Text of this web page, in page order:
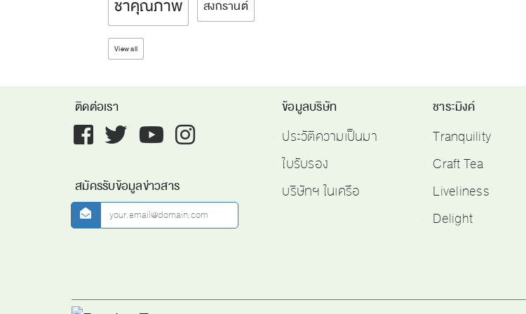
ชาคุณภาพ สงกรานต์
View all
ติดต่อเรา
Facebook twitter youtube instagram
สมัครรับข้อมูลข่าวสาร
newsletter
ข้อมูลบริษัท
ประวัติความเป็นมา
ใบรับรอง
บริษัทฯ ในเครือ
ชาระมิงค์
Tranquility
Craft Tea
Liveliness
Delight